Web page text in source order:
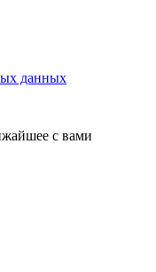
данных
с вами